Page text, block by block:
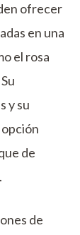
ofrecer
en una
el rosa
y su
de
de